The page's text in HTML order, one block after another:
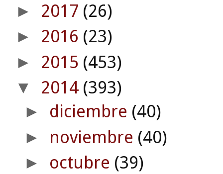
► 2017 (26)
► 2016 (23)
► 2015 (453)
▼ 2014 (393)
► diciembre (40)
► noviembre (40)
► octubre (39)